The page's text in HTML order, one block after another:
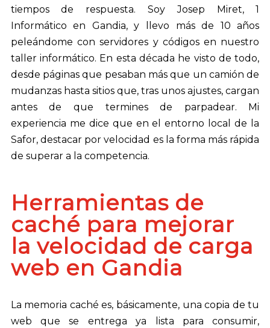
tiempos de respuesta. Soy Josep Miret, 1
Informático en Gandia, y llevo más de 10 años
peleándome con servidores y códigos en nuestro
taller informático. En esta década he visto de todo,
desde páginas que pesaban más que un camión de
mudanzas hasta sitios que, tras unos ajustes, cargan
antes de que termines de parpadear. Mi
experiencia me dice que en el entorno local de la
Safor, destacar por velocidad es la forma más rápida
de superar a la competencia.
Herramientas de
caché para mejorar
la velocidad de carga
web en Gandia
La memoria caché es, básicamente, una copia de tu
web que se entrega ya lista para consumir,